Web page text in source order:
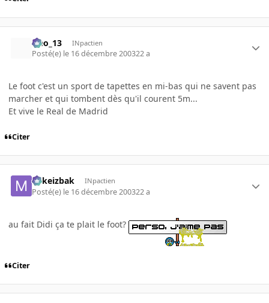
Neo_13 INpactien
Posté(e) le 16 décembre 200322 a
Le foot c'est un sport de tapettes en mi-bas qui ne savent pas
marcher et qui tombent dès qu'il courent 5m...
Et vive le Real de Madrid
Citer
Mikeizbak INpactien
Posté(e) le 16 décembre 200322 a
au fait Didi ça te plait le foot?
Citer